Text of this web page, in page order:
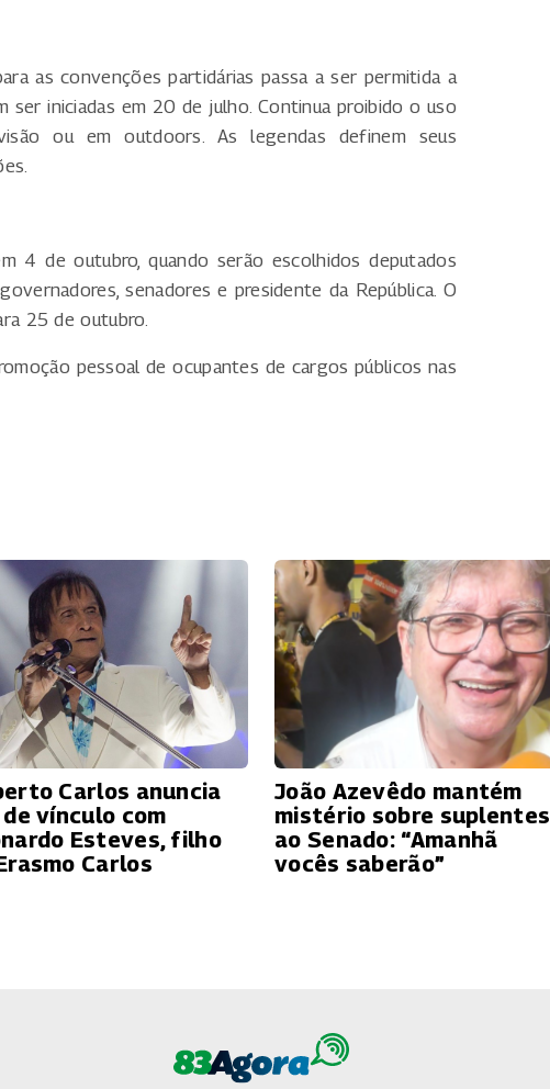
as convenções partidárias passa a ser permitida a
iniciadas em 20 de julho. Continua proibido o uso
ou em outdoors. As legendas definem seus
4 de outubro, quando serão escolhidos deputados
senadores e presidente da República. O
25 de outubro.
pessoal de ocupantes de cargos públicos nas
Carlos anuncia
vínculo com
Esteves, filho
Carlos
João Azevêdo mantém
mistério sobre suplentes
ao Senado: “Amanhã
vocês saberão”